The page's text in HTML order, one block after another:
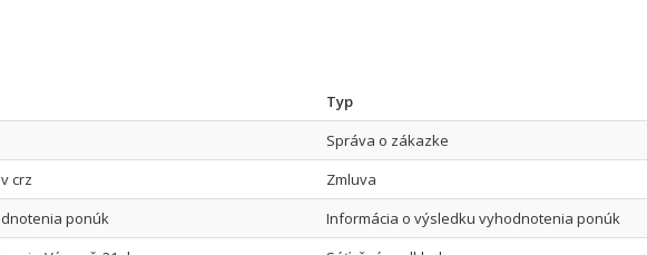
Typ
Správa o zákazke
crz
Zmluva
ponúk
Informácia o výsledku vyhodnotenia ponúk